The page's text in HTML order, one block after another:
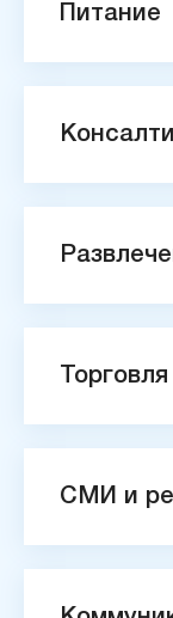
Питание
Торговля
СМИ и